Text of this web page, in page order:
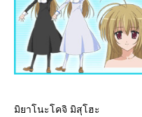
มิยาโนะโคจิ มิสุโฮะ